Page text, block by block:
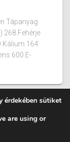
Tápanyag
268 Fehérje
Kálium 164
600 E-
érdekében sütiket
are using or